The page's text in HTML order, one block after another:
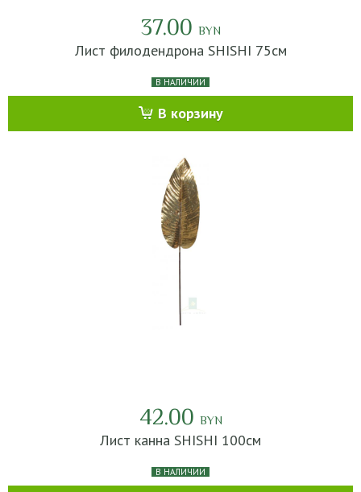
37.00 BYN
Лист филодендрона SHISHI 75см
В НАЛИЧИИ
В корзину
42.00 BYN
Лист канна SHISHI 100см
В НАЛИЧИИ